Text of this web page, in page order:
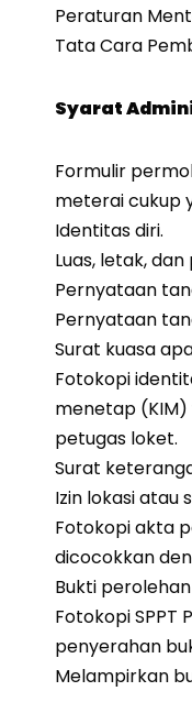
Peraturan
Tata Cara
Syarat
Formulir
meterai cukup
Identitas diri.
Luas, letak,
Pernyataan
Pernyataan
Surat kuasa
Fotokopi
menetap (KIM)
petugas loket.
Surat
Izin lokasi atau
Fotokopi akta
dicocokkan
Bukti
Fotokopi SPPT
penyerahan
Melampirkan